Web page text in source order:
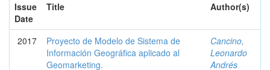
Issue
Date
Title Author(s)
2017
Proyecto de Modelo de Sistema de
Información Geográfica aplicado al
Geomarketing.
Cancino,
Leonardo
Andrés